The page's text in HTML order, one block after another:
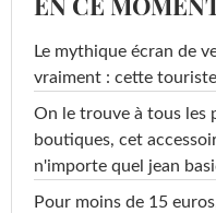
Le mythique écran de
vraiment : cette
On le trouve à tous les
boutiques, cet
n'importe quel jean
Pour moins de 15